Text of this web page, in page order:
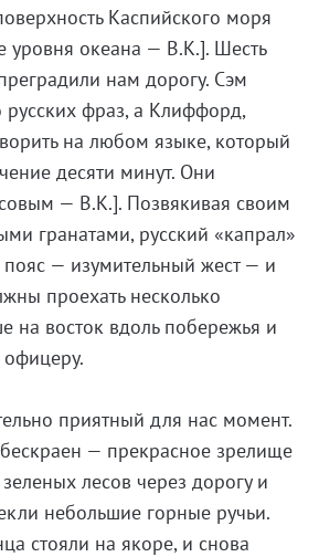
Каспийского моря
уровня океана — В.К.]. Шесть
нам дорогу. Сэм
русских фраз, а Клиффорд,
на любом языке, который
десяти минут. Они
— В.К.]. Позвякивая своим
гранатами, русский «капрал»
— изумительный жест — и
проехать несколько
на восток вдоль побережья и
офицеру.
приятный для нас момент.
— прекрасное зрелище
лесов через дорогу и
небольшие горные ручьи.
стояли на якоре, и снова